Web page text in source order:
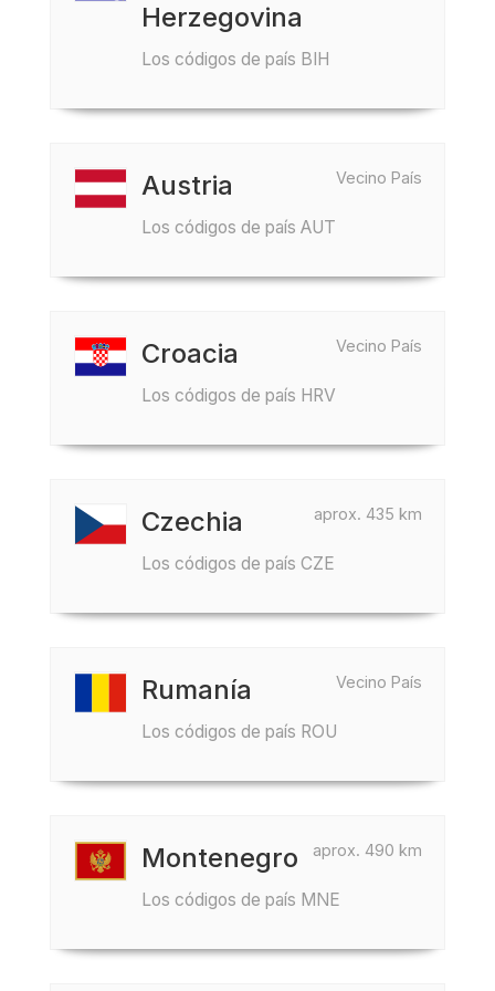
Herzegovina
Los códigos de país BIH
Vecino País
Austria
Los códigos de país AUT
Vecino País
Croacia
Los códigos de país HRV
aprox. 435 km
Czechia
Los códigos de país CZE
Vecino País
Rumanía
Los códigos de país ROU
aprox. 490 km
Montenegro
Los códigos de país MNE